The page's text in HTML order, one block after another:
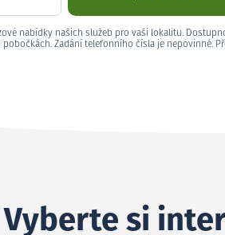
nabídky našich služeb pro vaši lokalitu.
Zadání telefonního čísla je nepovinné.
Vyberte si